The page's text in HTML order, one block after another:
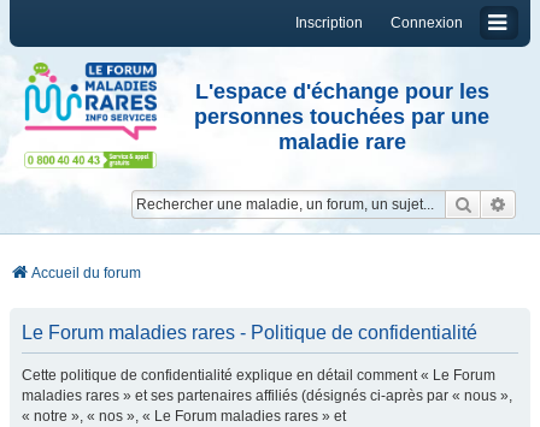
Connexion
Inscription
L'espace d'échange pour les
personnes touchées par une
maladie rare
Accueil du forum
Le Forum maladies rares - Politique de confidentialité
Cette politique de confidentialité explique en détail comment « Le Forum
maladies rares » et ses partenaires affiliés (désignés ci-après par « nous »,
« notre », « nos », « Le Forum maladies rares » et